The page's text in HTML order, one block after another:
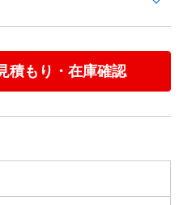
積もり・在庫確認